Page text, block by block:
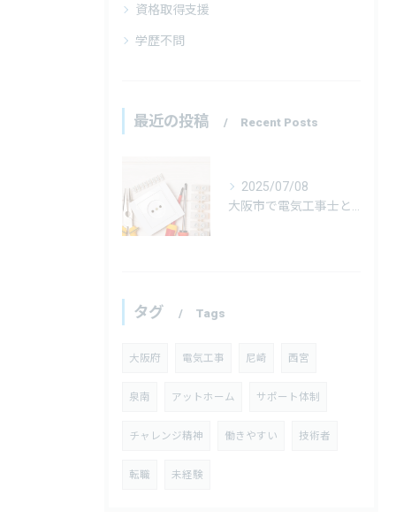
資格取得支援
学歴不問
最近の投稿 Recent Posts
2025/07/08
タグ Tags
大阪府 電気工事 尼崎 西宮
泉南 アットホーム サポート体制
チャレンジ精神 働きやすい 技術者
転職 未経験